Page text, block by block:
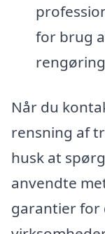
for brug
Når du
rensning af
husk at
anvendte
garantier for